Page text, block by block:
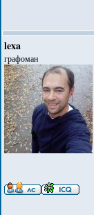
lexa
графоман